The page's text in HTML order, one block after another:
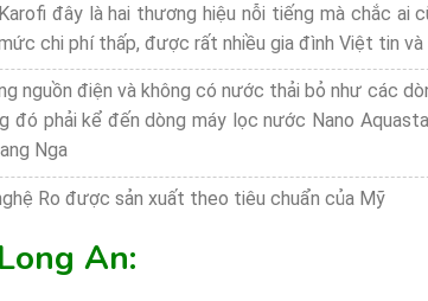
đây là hai thương hiệu nỗi tiếng mà chắc ai
chi phí thấp, được rất nhiều gia đình Việt tin và
nguồn điện và không có nước thải bỏ như các
đó phải kể đến dòng máy lọc nước Nano
Nga
Ro được sản xuất theo tiêu chuẩn của Mỹ
An: